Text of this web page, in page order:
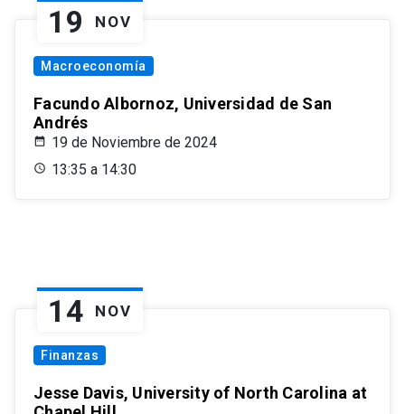
19 NOV
Macroeconomía
Facundo Albornoz, Universidad de San
Andrés
19 de Noviembre de 2024
13:35 a 14:30
14 NOV
Finanzas
Jesse Davis, University of North Carolina at